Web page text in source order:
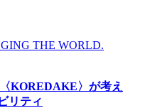
THE WORLD.
KOREDAKE〉が考え
リティ